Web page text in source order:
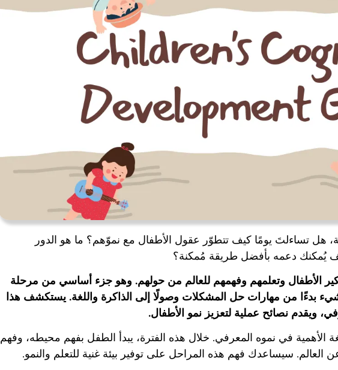
هل تساءلتَ يومًا كيف تتطوّر عقول الأطفال مع نموّهم؟ ما هو الدور
يُمكنك دعمه بأفضل طريقة مُمكنة؟
الأطفال وتعلمهم وفهمهم للعالم من حولهم. وهو جزء أساسي من مرحلة
بدءًا من مهارات حل المشكلات وصولًا إلى الذاكرة واللغة. يستكشف هذا
ويقدم نصائح عملية لتعزيز نمو الأطفال.
الأهمية في نموه المعرفي. خلال هذه الفترة، يبدأ الطفل بفهم محيطه، وفهم
العالم. سيساعدك فهم هذه المراحل على توفير بيئة غنية للتعلم والنمو.